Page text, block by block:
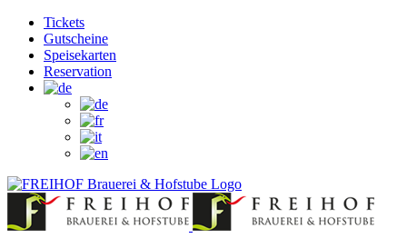
Zum
Inhalt
springen
Facebook
Instagram
YouTubeTickets
Gutscheine
Speisekarten
Reservation